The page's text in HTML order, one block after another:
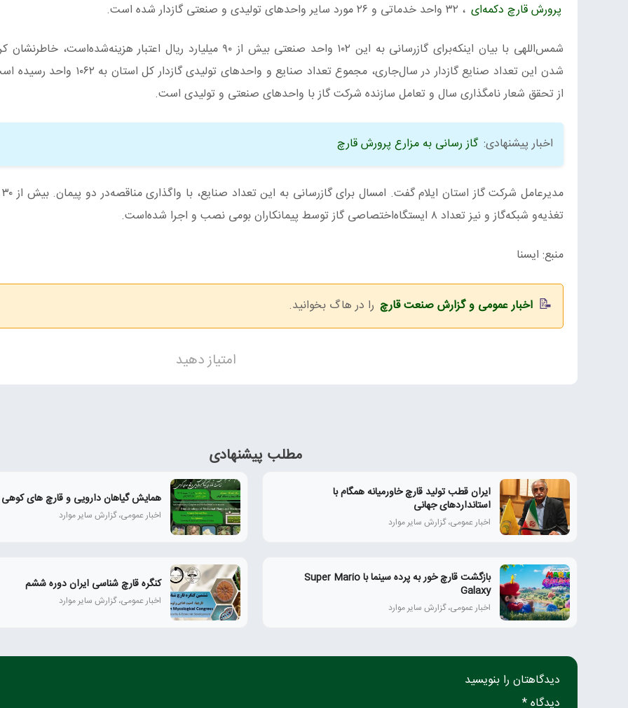
پرورش قارچ دکمه‌ای ، ۳۲ واحد خدماتی و ۲۶ مورد سایر واحدهای تولیدی و صنعتی گازدار شده است.
شمس‌اللهی با بیان اینکه‌برای گازرسانی به این ۱۰۲ واحد صنعتی بیش از ۹۰ میلیارد ریال اعتبار
شدن این تعداد صنایع گازدار در سال‌جاری، مجموع تعداد صنایع و
از تحقق شعار نامگذاری سال و تعامل سازنده شرکت گاز با واحدهای صنعتی و تولیدی است.
اخبار پیشنهادی: گاز رسانی به مزارع پرورش قارچ
تغذیه‌و شبکه‌گاز و نیز تعداد ۸ ایستگاه‌اختصاصی گاز توسط پیمانکاران بومی نصب و اجرا شده‌است.
منبع: ایسنا
اخبار عمومی و گزارش صنعت قارچ را در هاگ بخوانید.
امتیاز دهید
مطلب پیشنهادی
ایران قطب تولید قارچ خاورمیانه همگام با
استانداردهای جهانی
اخبار عمومی، گزارش سایر موارد
همايش گياهان دارويی و قارچ‌ های كوهی
اخبار عمومی، گزارش سایر موارد
بازگشت قارچ خور به پرده سینما با Super Mario
Galaxy
اخبار عمومی، گزارش سایر موارد
کنگره قارچ شناسی ایران دوره ششم
اخبار عمومی، گزارش سایر موارد
دیدگاهتان را بنویسید
دیدگاه *